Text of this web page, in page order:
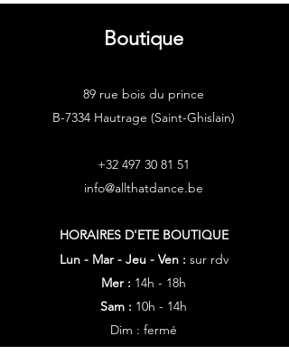
prendre 1 taille en plus de votre
taille habituelle.Boutique
89 rue bois du prince
B-7334 Hautrage (Saint-Ghislain)
+32 497 30 81 51
info@allthatdance.be
HORAIRES D'ETE BOUTIQUE
Lun - Mar - Jeu - Ven : sur rdv
Mer : 14h - 18h
Sam : 10h - 14h
Dim : fermé